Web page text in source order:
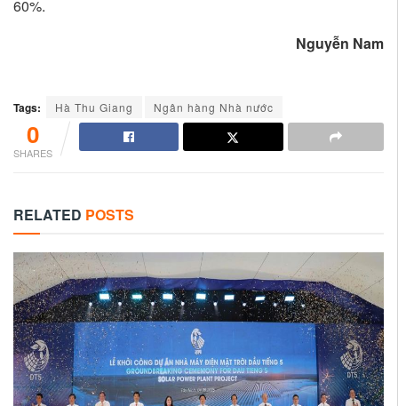
60%.
Nguyễn Nam
Tags: Hà Thu Giang Ngân hàng Nhà nước
0
SHARES
RELATED POSTS